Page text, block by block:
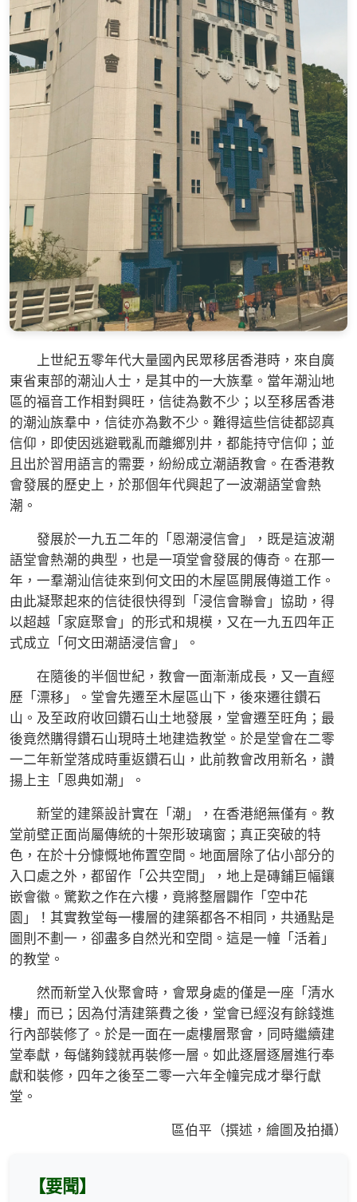
上世紀五零年代大量國內民眾移居香港時，來自廣
東省東部的潮汕人士，是其中的一大族羣。當年潮汕地
區的福音工作相對興旺，信徒為數不少；以至移居香港
的潮汕族羣中，信徒亦為數不少。難得這些信徒都認真
信仰，即使因逃避戰亂而離鄉別井，都能持守信仰；並
且出於習用語言的需要，紛紛成立潮語教會。在香港教
會發展的歷史上，於那個年代興起了一波潮語堂會熱
潮。
發展於一九五二年的「恩潮浸信會」，既是這波潮
語堂會熱潮的典型，也是一項堂會發展的傳奇。在那一
年，一羣潮汕信徒來到何文田的木屋區開展傳道工作。
由此凝聚起來的信徒很快得到「浸信會聯會」協助，得
以超越「家庭聚會」的形式和規模，又在一九五四年正
式成立「何文田潮語浸信會」。
在隨後的半個世紀，教會一面漸漸成長，又一直經
歷「漂移」。堂會先遷至木屋區山下，後來遷往鑽石
山。及至政府收回鑽石山土地發展，堂會遷至旺角；最
後竟然購得鑽石山現時土地建造教堂。於是堂會在二零
一二年新堂落成時重返鑽石山，此前教會改用新名，讚
揚上主「恩典如潮」。
新堂的建築設計實在「潮」，在香港絕無僅有。教
堂前壁正面尚屬傳統的十架形玻璃窗；真正突破的特
色，在於十分慷慨地佈置空間。地面層除了佔小部分的
入口處之外，都留作「公共空間」，地上是磚鋪巨幅鑲
嵌會徽。驚歎之作在六樓，竟將整層闢作「空中花
園」！其實教堂每一樓層的建築都各不相同，共通點是
圖則不劃一，卻盡多自然光和空間。這是一幢「活着」
的教堂。
然而新堂入伙聚會時，會眾身處的僅是一座「清水
樓」而已；因為付清建築費之後，堂會已經沒有餘錢進
行內部裝修了。於是一面在一處樓層聚會，同時繼續建
堂奉獻，每儲夠錢就再裝修一層。如此逐層逐層進行奉
獻和裝修，四年之後至二零一六年全幢完成才舉行獻
堂。
區伯平（撰述，繪圖及拍攝）
【要聞】